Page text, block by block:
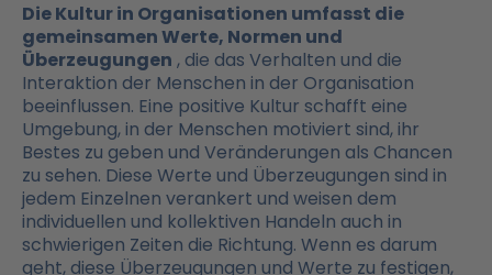
Die Kultur in Organisationen umfasst die
gemeinsamen Werte, Normen und
Überzeugungen , die das Verhalten und die
Interaktion der Menschen in der Organisation
beeinflussen. Eine positive Kultur schafft eine
Umgebung, in der Menschen motiviert sind, ihr
Bestes zu geben und Veränderungen als Chancen
zu sehen. Diese Werte und Überzeugungen sind in
jedem Einzelnen verankert und weisen dem
individuellen und kollektiven Handeln auch in
schwierigen Zeiten die Richtung. Wenn es darum
geht, diese Überzeugungen und Werte zu festigen,